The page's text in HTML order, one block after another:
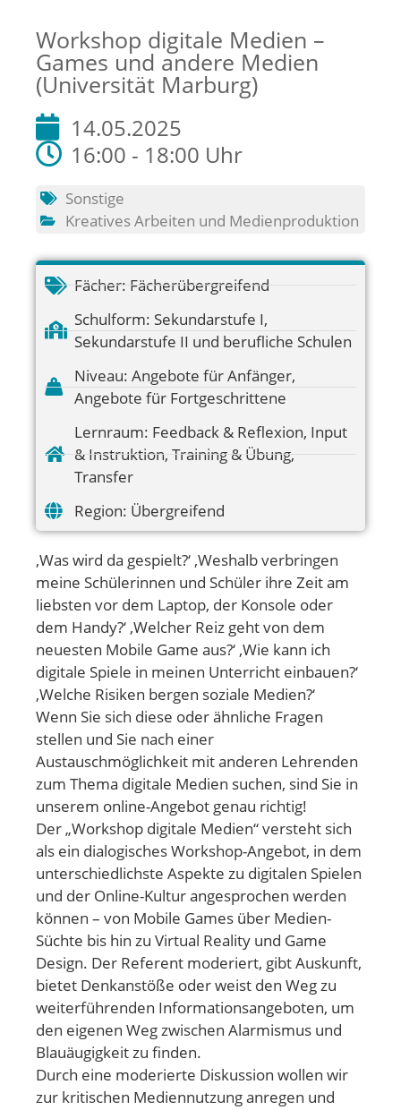
Workshop digitale Medien –
Games und andere Medien
(Universität Marburg)
14.05.2025
16:00 - 18:00 Uhr
Sonstige
Kreatives Arbeiten und Medienproduktion
Fächer: Fächerübergreifend
Schulform: Sekundarstufe I,
Sekundarstufe II und berufliche Schulen
Niveau: Angebote für Anfänger,
Angebote für Fortgeschrittene
Lernraum: Feedback & Reflexion, Input
& Instruktion, Training & Übung,
Transfer
Region: Übergreifend
‚Was wird da gespielt?‘ ‚Weshalb verbringen
meine Schülerinnen und Schüler ihre Zeit am
liebsten vor dem Laptop, der Konsole oder
dem Handy?‘ ‚Welcher Reiz geht von dem
neuesten Mobile Game aus?‘ ‚Wie kann ich
digitale Spiele in meinen Unterricht einbauen?‘
‚Welche Risiken bergen soziale Medien?‘
Wenn Sie sich diese oder ähnliche Fragen
stellen und Sie nach einer
Austauschmöglichkeit mit anderen Lehrenden
zum Thema digitale Medien suchen, sind Sie in
unserem online-Angebot genau richtig!
Der „Workshop digitale Medien“ versteht sich
als ein dialogisches Workshop-Angebot, in dem
unterschiedlichste Aspekte zu digitalen Spielen
und der Online-Kultur angesprochen werden
können – von Mobile Games über Medien-
Süchte bis hin zu Virtual Reality und Game
Design. Der Referent moderiert, gibt Auskunft,
bietet Denkanstöße oder weist den Weg zu
weiterführenden Informationsangeboten, um
den eigenen Weg zwischen Alarmismus und
Blauäugigkeit zu finden.
Durch eine moderierte Diskussion wollen wir
zur kritischen Mediennutzung anregen und